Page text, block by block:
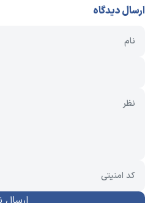
ارسال دیدگاه